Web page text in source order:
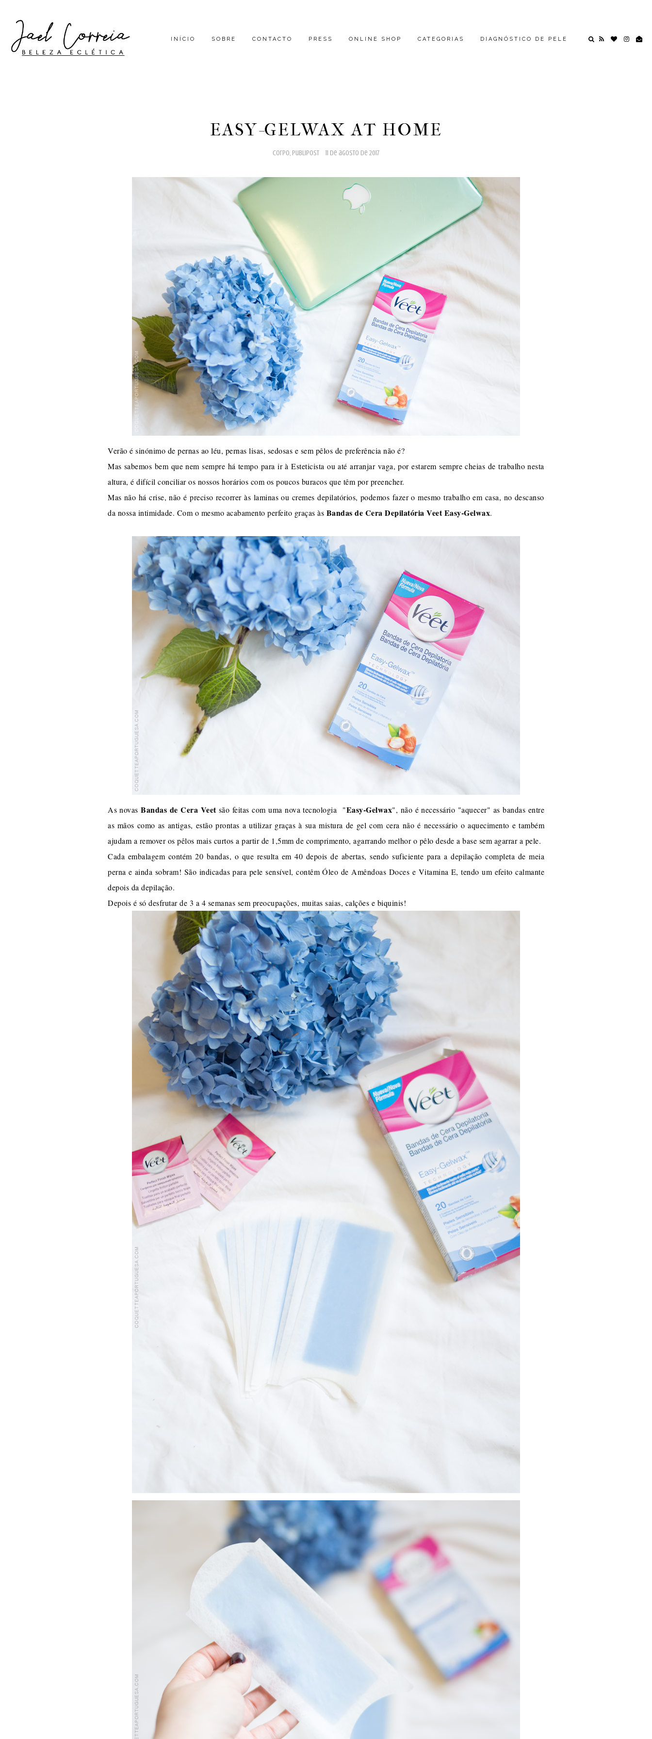
INÍCIO SOBRE CONTACTO PRESS ONLINE SHOP CATEGORIAS DIAGNÓSTICO DE PELE
EASY-GELWAX AT HOME
corpo, publipost 11 de agosto de 2017
Verão é sinónimo de pernas ao léu, pernas lisas, sedosas e sem pêlos de preferência não é?
Mas sabemos bem que nem sempre há tempo para ir à Esteticista ou até arranjar vaga, por estarem sempre cheias de trabalho nesta
altura, é difícil conciliar os nossos horários com os poucos buracos que têm por preencher.
Mas não há crise, não é preciso recorrer às laminas ou cremes depilatórios, podemos fazer o mesmo trabalho em casa, no descanso
da nossa intimidade. Com o mesmo acabamento perfeito graças às Bandas de Cera Depilatória Veet Easy-Gelwax.
As novasBandas de Cera Veetsão feitas com uma nova tecnologia "Easy-Gelwax", não é necessário "aquecer" as bandas entre
as mãos como as antigas, estão prontas a utilizar graças à sua mistura de gel com cera não é necessário o aquecimento e também
ajudam a remover os pêlos mais curtos a partir de 1,5mm de comprimento, agarrando melhor o pêlo desde a base sem agarrar a pele.
Cada embalagem contém 20 bandas, o que resulta em 40 depois de abertas, sendo suficiente para a depilação completa de meia
perna e ainda sobram! São indicadas para pele sensível, contêm Óleo de Amêndoas Doces e Vitamina E, tendo um efeito calmante
depois da depilação.
Depois é só desfrutar de 3 a 4 semanas sem preocupações, muitas saias, calções e biquinis!